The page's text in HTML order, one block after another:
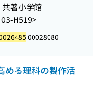
共著小学館
H519>
00028080
める理科の製作活